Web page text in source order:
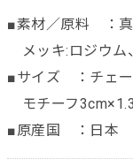
■素材／原料 ：
メッキ:ロジウム
■サイズ ：チェー
モチーフ
■原産国 ：日本